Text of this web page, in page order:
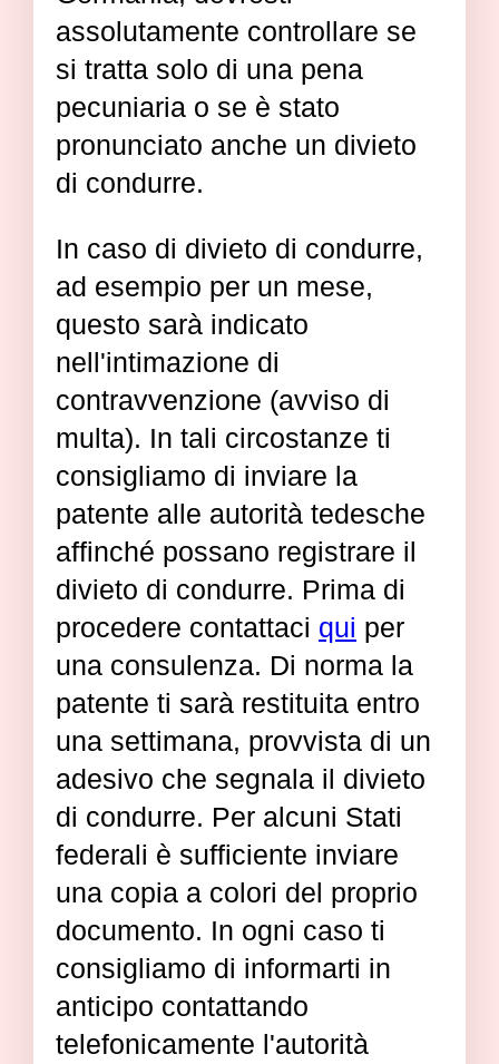
assolutamente controllare se
si tratta solo di una pena
pecuniaria o se è stato
pronunciato anche un divieto
di condurre.
In caso di divieto di condurre,
ad esempio per un mese,
questo sarà indicato
nell'intimazione di
contravvenzione (avviso di
multa). In tali circostanze ti
consigliamo di inviare la
patente alle autorità tedesche
affinché possano registrare il
divieto di condurre. Prima di
procedere contattaci qui per
una consulenza. Di norma la
patente ti sarà restituita entro
una settimana, provvista di un
adesivo che segnala il divieto
di condurre. Per alcuni Stati
federali è sufficiente inviare
una copia a colori del proprio
documento. In ogni caso ti
consigliamo di informarti in
anticipo contattando
telefonicamente l'autorità